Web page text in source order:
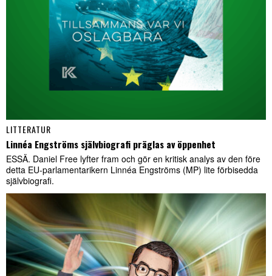
LITTERATUR
Linnéa Engströms självbiografi präglas av öppenhet
ESSÄ. Daniel Free lyfter fram och gör en kritisk analys av den före
detta EU-parlamentarikern Linnéa Engströms (MP) lite förbisedda
självbiografi.